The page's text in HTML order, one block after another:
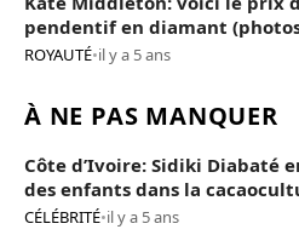
pendentif en diamant
ROYAUTÉ•il y a 5 ans
À NE PAS MANQUER
Côte d’Ivoire: Sidiki Diabaté
des enfants dans la
CÉLÉBRITÉ•il y a 5 ans